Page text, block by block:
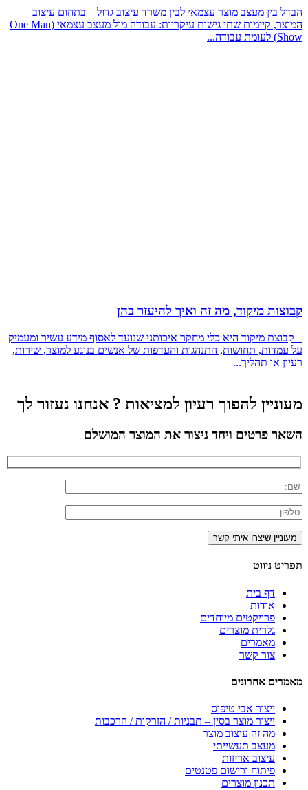
הבדל בין מעצב מוצר עצמאי לבין משרד עיצוב גדול בתחום עיצוב
המוצר, קיימות שתי גישות עיקריות: עבודה מול מעצב עצמאי (One Man
Show) לעומת עבודה...
קבוצות מיקוד, מה זה ואיך להיעזר בהן
קבוצת מיקוד היא כלי מחקר איכותני שנועד לאסוף מידע עשיר ומעמיק
על עמדות, תחושות, התנהגות והעדפות של אנשים בנוגע למוצר, שירות,
רעיון או תהליך...
מעוניין להפוך רעיון למציאות ? אנחנו נעזור לך
השאר פרטים ויחד ניצור את המוצר המושלם
תפריט ניווט
דף בית
אודות
פרויקטים מיוחדים
גלרית מוצרים
מאמרים
צור קשר
מאמרים אחרונים
ייצור אבי טיפוס
ייצור מוצר בסין – תבניות / הזרקות / הרכבות
מה זה עיצוב מוצר
מעצב תעשייתי
עיצוב אריזות
פיתוח ורישום פטנטים
תכנון מוצרים